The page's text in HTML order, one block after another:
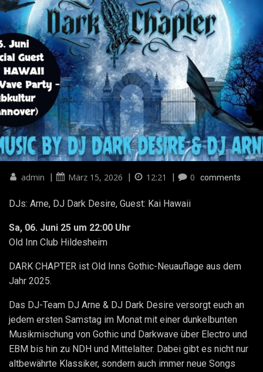
admin | März 15, 2026 | 12:21 | 0 comments
DJs: Arne, DJ Dark Desire, Guest: Kai Hawaii
Sa, 06. Juni 25 um 22:00 Uhr
Old Inn Club Hildesheim
DARK CHAPTER ist Old Inns Gothic-Neuauflage aus dem
Jahr 2025.
Das DJ-Team DJ Arne & DJ Dark Desire versorgt euch an
jedem ersten Samstag im Monat mit einer dunkelbunten
Musikmischung von Gothic und Darkwave über Electro und
EBM bis hin zu NDH und Mittelalter. Dabei gibt es nicht nur
altbewährte Klassiker, sondern auch immer neue Songs